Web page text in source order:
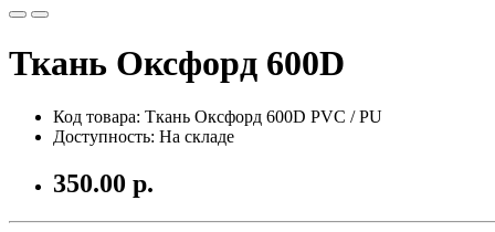
Ткань Оксфорд 600D
Код товара: Ткань Оксфорд 600D PVC / PU
Доступность: На складе
350.00 р.